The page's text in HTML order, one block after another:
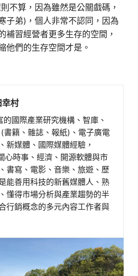
不算，因為雖然是公關戲碼，
子弟)，個人非常不認同，因為
補習經營者更多生存的空間，
他們的生存空間才是。
幸村
國際產業研究機構、智庫、
書籍、雜誌、報紙)、電子廣電
新媒體、國際媒體經驗，
心時事、經濟、開源軟體與市
書寫、電影、音樂、旅遊、歷
能善用科技的新舊媒體人、熟
懂得市場分析與產業趨勢的半
行銷概念的多元內容工作者與